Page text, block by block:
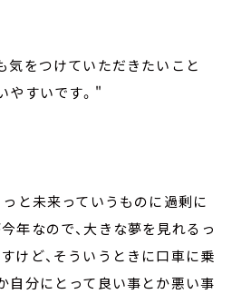
気をつけていただきたいこと
やすいです。"
っと未来っていうものに過剰に
年なので、大きな夢を見れるっ
けど、そういうときに口車に乗
自分にとって良い事とか悪い事